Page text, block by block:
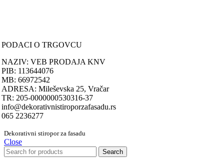
PODACI O TRGOVCU
NAZIV: VEB PRODAJA KNV
PIB: 113644076
MB: 66972542
ADRESA: Mileševska 25, Vračar
TR: 205-0000000530316-37
info@dekorativnistiroporzafasadu.rs
065 2236277
Dekorativni stiropor za fasadu
Close
Search